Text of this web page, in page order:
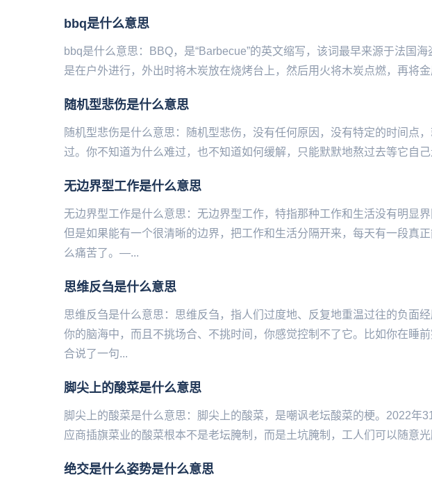
bbq是什么意思
bbq是什么意思：BBQ，是“Barbecue”的英文缩写，该词最早来源于法国
是在户外进行，外出时将木炭放在烧烤台上，然后用火将木炭点燃，再将
随机型悲伤是什么意思
随机型悲伤是什么意思：随机型悲伤，没有任何原因，没有特定的时间点
过。你不知道为什么难过，也不知道如何缓解，只能默默地熬过去等它自
无边界型工作是什么意思
无边界型工作是什么意思：无边界型工作，特指那种工作和生活没有明显
但是如果能有一个很清晰的边界，把工作和生活分隔开来，每天有一段真
么痛苦了。—...
思维反刍是什么意思
思维反刍是什么意思：思维反刍，指人们过度地、反复地重温过往的负面
你的脑海中，而且不挑场合、不挑时间，你感觉控制不了它。比如你在睡
合说了一句...
脚尖上的酸菜是什么意思
脚尖上的酸菜是什么意思：脚尖上的酸菜，是嘲‌‌‌‌‌‌‌‌‌‌‌‌讽老坛酸菜的梗。2022年
应商插旗菜业的酸菜根本不是老坛腌制，而是土坑腌制，工人们可以随意
绝交是什么姿势是什么意思